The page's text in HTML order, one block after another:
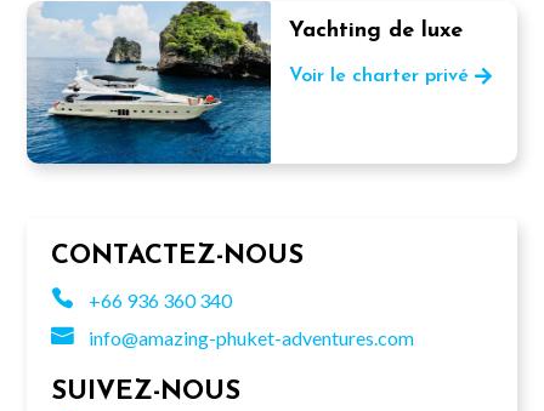
Yachting de luxe
Voir le charter privé
CONTACTEZ-NOUS
 +66 936 360 340
 info@amazing-phuket-adventures.com
SUIVEZ-NOUS